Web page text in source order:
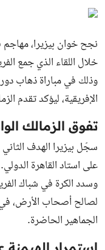
نجح خوان بيزيرا،
خلال اللقاء الذي جمع
الإفريقية، ليؤكد تقدم
تفوق الزمالك
سجّل بيزيرا الهدف الثاني
على استاد القاهرة
وسدد الكرة في شباك
لصالح أصحاب الأرض،
الجماهير الحاضرة.